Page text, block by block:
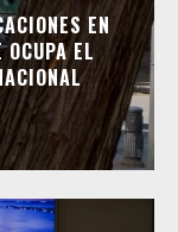
EN
EL